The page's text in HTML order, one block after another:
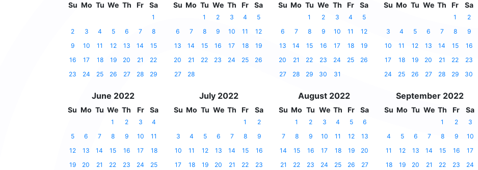
Su Mo Tu We Th Fr Sa
1
2
3 4 5 6 7
8
9
10 11 12 13 14
15
16
17 18 19 20 21
22
23
24 25 26 27 28 29
Su Mo Tu We Th Fr Sa
1 2 3 4
5
6
7 8 9 10 11
12
13
14 15 16 17 18
19
20
21 22 23 24 25
26
27
28
Su Mo Tu We Th Fr Sa
1 2 3 4
5
6
7 8 9 10 11
12
13
14 15 16 17 18
19
20
21 22 23 24 25
26
27
28 29 30 31
Su Mo Tu We Th Fr Sa
1
2
3
4 5 6 7 8
9
10
11 12 13 14 15
16
17
18 19 20 21 22
23
24
25 26 27 28 29 30
June 2022
Su Mo Tu We Th Fr Sa
1 2 3
4
5
6 7 8 9 10
11
12
13 14 15 16 17
18
19
20 21 22 23 24
25
July 2022
Su Mo Tu We Th Fr Sa
1
2
3
4 5 6 7 8
9
10
11 12 13 14 15
16
17
18 19 20 21 22
23
August 2022
Su Mo Tu We Th Fr Sa
1 2 3 4 5
6
7
8 9 10 11 12
13
14
15 16 17 18 19
20
21
22 23 24 25 26
27
September 2022
Su Mo Tu We Th Fr Sa
1 2
3
4
5 6 7 8 9
10
11
12 13 14 15 16
17
18
19 20 21 22 23
24